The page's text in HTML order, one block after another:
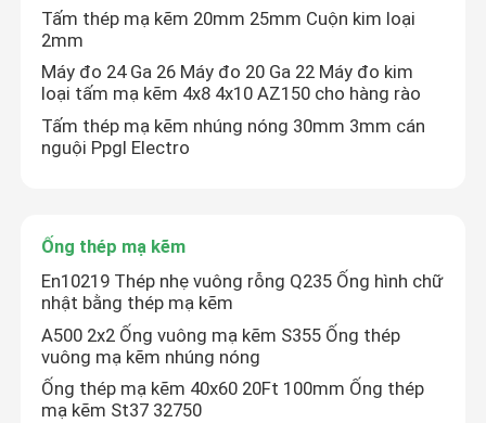
Tấm thép mạ kẽm 20mm 25mm Cuộn kim loại
2mm
Máy đo 24 Ga 26 Máy đo 20 Ga 22 Máy đo kim
loại tấm mạ kẽm 4x8 4x10 AZ150 cho hàng rào
Tấm thép mạ kẽm nhúng nóng 30mm 3mm cán
nguội Ppgl Electro
Ống thép mạ kẽm
En10219 Thép nhẹ vuông rỗng Q235 Ống hình chữ
nhật bằng thép mạ kẽm
A500 2x2 Ống vuông mạ kẽm S355 Ống thép
vuông mạ kẽm nhúng nóng
Ống thép mạ kẽm 40x60 20Ft 100mm Ống thép
mạ kẽm St37 32750